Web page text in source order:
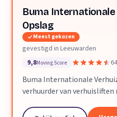
Buma
Opslag
Meest gekozen
gevestigd in Leeuwarden
9,8Moving Score
Buma Internationale
verhuurder van